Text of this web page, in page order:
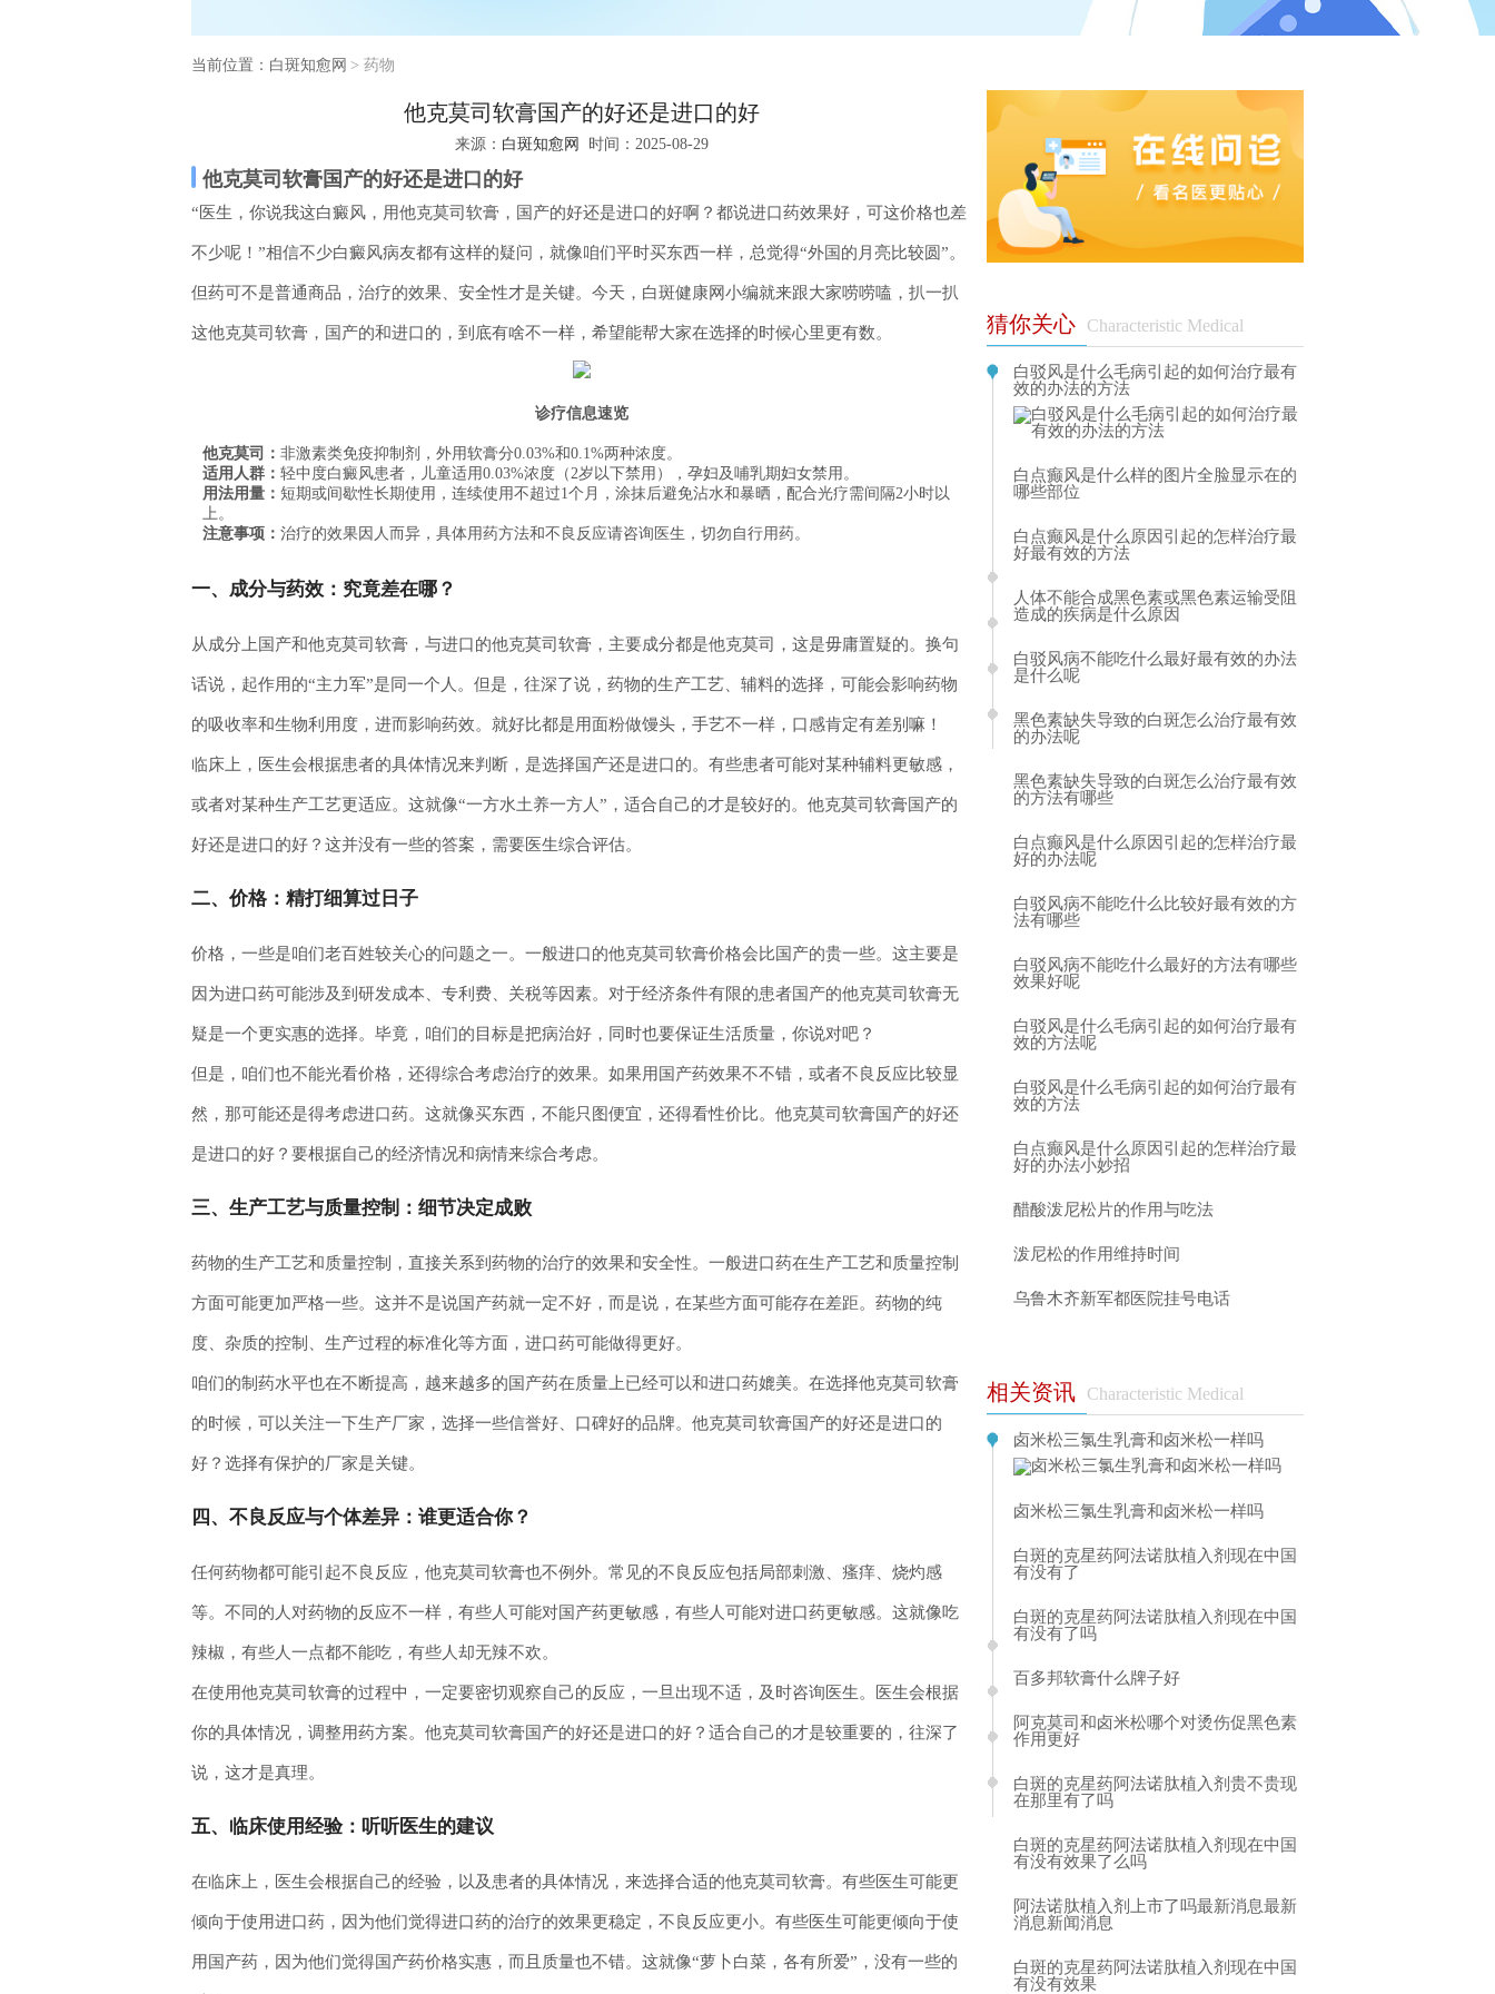
当前位置： 白斑知愈网 > 药物
他克莫司软膏国产的好还是进口的好
来源： 白斑知愈网 时间：2025-08-29
他克莫司软膏国产的好还是进口的好
“医生，你说我这白癜风，用他克莫司软膏，国产的好还是进口的好啊？都说进口药效果好，可这价格也差
不少呢！”相信不少白癜风病友都有这样的疑问，就像咱们平时买东西一样，总觉得“外国的月亮比较圆”。
但药可不是普通商品，治疗的效果、安全性才是关键。今天，白斑健康网小编就来跟大家唠唠嗑，扒一扒
这他克莫司软膏，国产的和进口的，到底有啥不一样，希望能帮大家在选择的时候心里更有数。
诊疗信息速览
他克莫司： 非激素类免疫抑制剂，外用软膏分0.03%和0.1%两种浓度。
适用人群： 轻中度白癜风患者，儿童适用0.03%浓度（2岁以下禁用），孕妇及哺乳期妇女禁用。
用法用量： 短期或间歇性长期使用，连续使用不超过1个月，涂抹后避免沾水和暴晒，配合光疗需间隔2小时以
上。
注意事项： 治疗的效果因人而异，具体用药方法和不良反应请咨询医生，切勿自行用药。
一、成分与药效：究竟差在哪？
从成分上国产和他克莫司软膏，与进口的他克莫司软膏，主要成分都是他克莫司，这是毋庸置疑的。换句
话说，起作用的“主力军”是同一个人。但是，往深了说，药物的生产工艺、辅料的选择，可能会影响药物
的吸收率和生物利用度，进而影响药效。就好比都是用面粉做馒头，手艺不一样，口感肯定有差别嘛！
临床上，医生会根据患者的具体情况来判断，是选择国产还是进口的。有些患者可能对某种辅料更敏感，
或者对某种生产工艺更适应。这就像“一方水土养一方人”，适合自己的才是较好的。他克莫司软膏国产的
好还是进口的好？这并没有一些的答案，需要医生综合评估。
二、价格：精打细算过日子
价格，一些是咱们老百姓较关心的问题之一。一般进口的他克莫司软膏价格会比国产的贵一些。这主要是
因为进口药可能涉及到研发成本、专利费、关税等因素。对于经济条件有限的患者国产的他克莫司软膏无
疑是一个更实惠的选择。毕竟，咱们的目标是把病治好，同时也要保证生活质量，你说对吧？
但是，咱们也不能光看价格，还得综合考虑治疗的效果。如果用国产药效果不不错，或者不良反应比较显
然，那可能还是得考虑进口药。这就像买东西，不能只图便宜，还得看性价比。他克莫司软膏国产的好还
是进口的好？要根据自己的经济情况和病情来综合考虑。
三、生产工艺与质量控制：细节决定成败
药物的生产工艺和质量控制，直接关系到药物的治疗的效果和安全性。一般进口药在生产工艺和质量控制
方面可能更加严格一些。这并不是说国产药就一定不好，而是说，在某些方面可能存在差距。药物的纯
度、杂质的控制、生产过程的标准化等方面，进口药可能做得更好。
咱们的制药水平也在不断提高，越来越多的国产药在质量上已经可以和进口药媲美。在选择他克莫司软膏
的时候，可以关注一下生产厂家，选择一些信誉好、口碑好的品牌。他克莫司软膏国产的好还是进口的
好？选择有保护的厂家是关键。
四、不良反应与个体差异：谁更适合你？
任何药物都可能引起不良反应，他克莫司软膏也不例外。常见的不良反应包括局部刺激、瘙痒、烧灼感
等。不同的人对药物的反应不一样，有些人可能对国产药更敏感，有些人可能对进口药更敏感。这就像吃
辣椒，有些人一点都不能吃，有些人却无辣不欢。
在使用他克莫司软膏的过程中，一定要密切观察自己的反应，一旦出现不适，及时咨询医生。医生会根据
你的具体情况，调整用药方案。他克莫司软膏国产的好还是进口的好？适合自己的才是较重要的，往深了
说，这才是真理。
五、临床使用经验：听听医生的建议
在临床上，医生会根据自己的经验，以及患者的具体情况，来选择合适的他克莫司软膏。有些医生可能更
倾向于使用进口药，因为他们觉得进口药的治疗的效果更稳定，不良反应更小。有些医生可能更倾向于使
用国产药，因为他们觉得国产药价格实惠，而且质量也不错。这就像“萝卜白菜，各有所爱”，没有一些的
猜你关心 Characteristic Medical
白驳风是什么毛病引起的如何治疗最有
效的办法的方法
白点癫风是什么样的图片全脸显示在的
哪些部位
白点癫风是什么原因引起的怎样治疗最
好最有效的方法
人体不能合成黑色素或黑色素运输受阻
造成的疾病是什么原因
白驳风病不能吃什么最好最有效的办法
是什么呢
黑色素缺失导致的白斑怎么治疗最有效
的办法呢
黑色素缺失导致的白斑怎么治疗最有效
的方法有哪些
白点癫风是什么原因引起的怎样治疗最
好的办法呢
白驳风病不能吃什么比较好最有效的方
法有哪些
白驳风病不能吃什么最好的方法有哪些
效果好呢
白驳风是什么毛病引起的如何治疗最有
效的方法呢
白驳风是什么毛病引起的如何治疗最有
效的方法
白点癫风是什么原因引起的怎样治疗最
好的办法小妙招
醋酸泼尼松片的作用与吃法
泼尼松的作用维持时间
乌鲁木齐新军都医院挂号电话
相关资讯 Characteristic Medical
卤米松三氯生乳膏和卤米松一样吗
卤米松三氯生乳膏和卤米松一样吗
白斑的克星药阿法诺肽植入剂现在中国
有没有了
白斑的克星药阿法诺肽植入剂现在中国
有没有了吗
百多邦软膏什么牌子好
阿克莫司和卤米松哪个对烫伤促黑色素
作用更好
白斑的克星药阿法诺肽植入剂贵不贵现
在那里有了吗
白斑的克星药阿法诺肽植入剂现在中国
有没有效果了么吗
阿法诺肽植入剂上市了吗最新消息最新
消息新闻消息
白斑的克星药阿法诺肽植入剂现在中国
有没有效果